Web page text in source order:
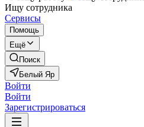
Ищу сотрудника
Сервисы
Помощь
Ещё
Поиск
Белый Яр
Войти
Войти
Зарегистрироваться